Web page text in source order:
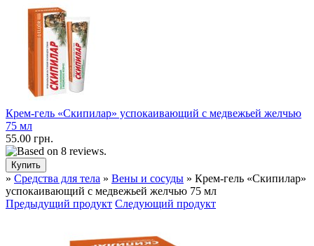
Крем-гель «Скипилар» успокаивающий с медвежьей желчью
75 мл
55.00 грн.
» Средства для тела » Вены и сосуды » Крем-гель «Скипилар»
успокаивающий с медвежьей желчью 75 мл
Предыдущий продукт Следующий продукт